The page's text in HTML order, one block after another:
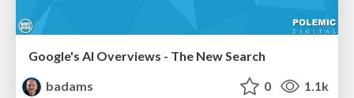
Google's AI Overviews - The New Search
badams
0 1.1k